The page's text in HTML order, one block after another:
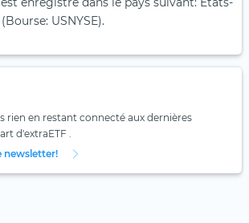
USNYSE).
rien en restant connecté aux dernières
d'extraETF .
newsletter!